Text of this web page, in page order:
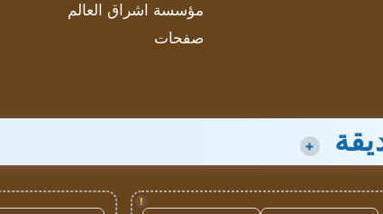
مؤسسة اشراق العالم
صفحات
+
!